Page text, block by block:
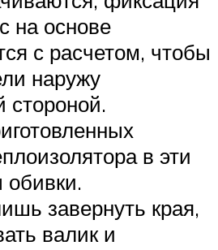
на основе
с расчетом, чтобы
наружу
стороной.
в эти
завернуть края,
валик и